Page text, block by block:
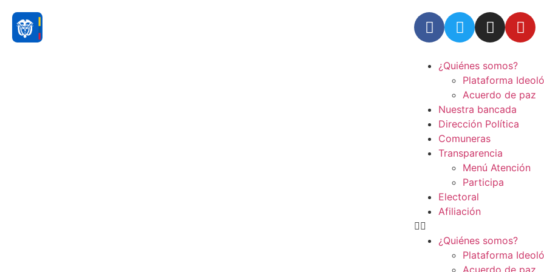
¿Quiénes somos?
Plataforma
Acuerdo de paz
Nuestra bancada
Dirección Política
Comuneras
Transparencia
Menú Atención
Participa
Electoral
Afiliación
¿Quiénes somos?
Plataforma
Acuerdo de paz